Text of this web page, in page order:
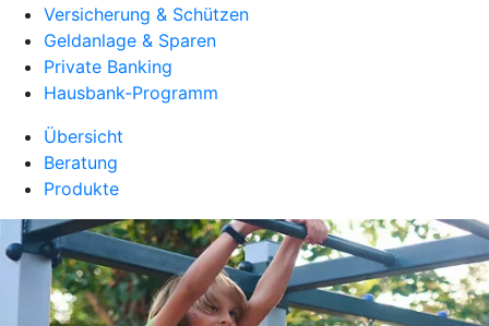
Versicherung & Schützen
Geldanlage & Sparen
Private Banking
Hausbank-Programm
Übersicht
Beratung
Produkte